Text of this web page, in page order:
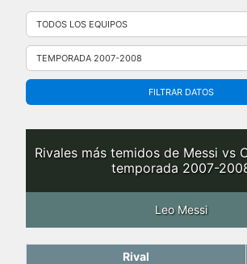
Saltar
contenido
FILTRAR DATOS
Rivales más temidos de Messi vs
temporada 2007-
Leo Messi
Rival